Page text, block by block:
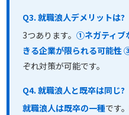
Q3. 就職浪人デメリットは?
3つあります。①ネガティブ
きる企業が限られる可能性
ぞれ対策が可能です。
Q4. 就職浪人と既卒は同じ?
就職浪人は既卒の一種です